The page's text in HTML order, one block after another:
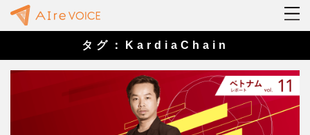
タグ：KardiaChain